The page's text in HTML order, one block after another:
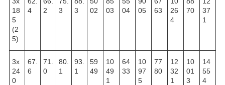
18
5
(2
5)
4
2
3
3
02
03
04
05
63
26
4
70
37
1
3х
24
0
67.
6
71.
0
80.
1
93.
1
59
49
10
49
1
64
33
10
97
5
77
80
12
32
1
10
01
3
14
55
4